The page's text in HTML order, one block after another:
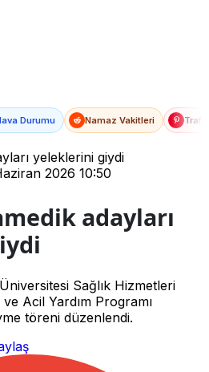
Durumu Namaz Vakitleri
yeleklerini giydi
2026 10:50
adayları
Sağlık Hizmetleri
Acil Yardım Programı
töreni düzenlendi.